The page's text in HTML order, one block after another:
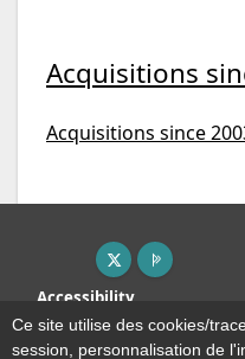
Acquisitions
Acquisitions since
X ( New window)
Page pro (
Accessibility
Sitemap
Terms & Conditions
Ce site utilise des cookies/
session, personnalisation de